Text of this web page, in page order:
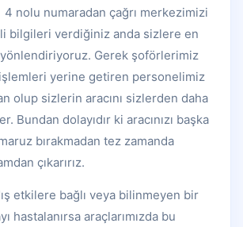
nolu numaradan çağrı merkezimizi
bilgileri verdiğiniz anda sizlere en
Gerek şoförlerimiz
yerine getiren personelimiz
olup sizlerin aracını sizlerden daha
Bundan dolayıdır ki aracınızı başka
bırakmadan tez zamanda
çıkarırız.
etkilere bağlı veya bilinmeyen bir
hastalanırsa araçlarımızda bu